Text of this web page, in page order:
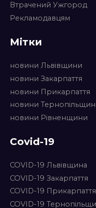
Втрачений Ужгород
Рекламодавцям
Мітки
новини Львівщини
новини Закарпаття
новини Прикарпаття
новини
новини Рівненщини
Covid-19
COVID-19 Львівщина
COVID-19 Закарпаття
COVID-19 Прикарпаття
COVID-19